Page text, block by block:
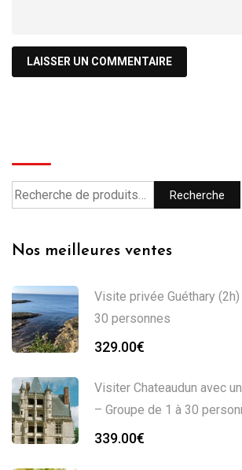
Recherche
Nos meilleures ventes
Visite privée Guéthary
30 personnes
329.00€
Visiter Chateaudun avec
– Groupe de 1 à 30
339.00€